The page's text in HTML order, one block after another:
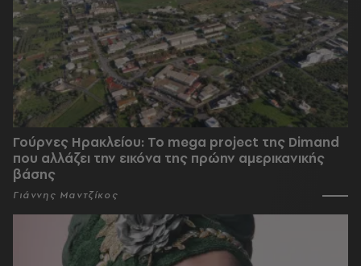
Γούρνες Ηρακλείου: To mega project της Dimand
που αλλάζει την εικόνα της πρώην αμερικανικής
βάσης
Γιάννης Μαντζίκος